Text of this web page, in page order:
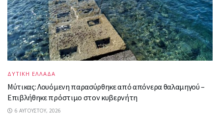
ΔΥΤΙΚΗ ΕΛΛΑΔΑ
Μύτικας: Λουόμενη παρασύρθηκε από απόνερα θαλαμηγού –
Επιβλήθηκε πρόστιμο στον κυβερνήτη
6 ΑΥΓΟΎΣΤΟΥ, 2026